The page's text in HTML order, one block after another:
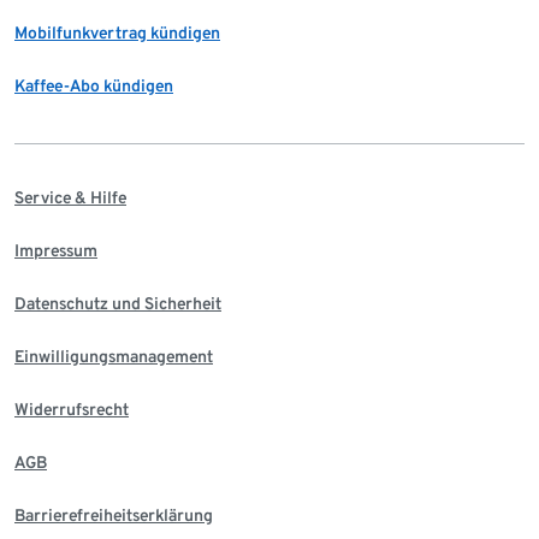
Mobilfunkvertrag kündigen
Kaffee-Abo kündigen
Service & Hilfe
Impressum
Datenschutz und Sicherheit
Einwilligungsmanagement
Widerrufsrecht
AGB
Barrierefreiheitserklärung